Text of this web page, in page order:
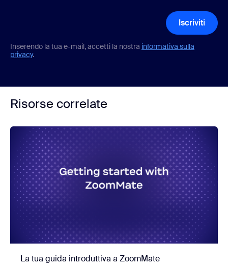
Iscriviti
Inserendo la tua e-mail, accetti la nostra informativa sulla
privacy.
Risorse correlate
La tua guida introduttiva a ZoomMate